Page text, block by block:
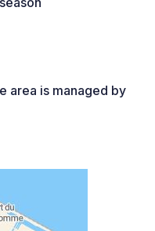
area is managed by